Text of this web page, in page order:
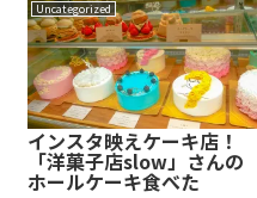
Uncategorized
インスタ映えケーキ店！
「洋菓子店slow」さんの
ホールケーキ食べた